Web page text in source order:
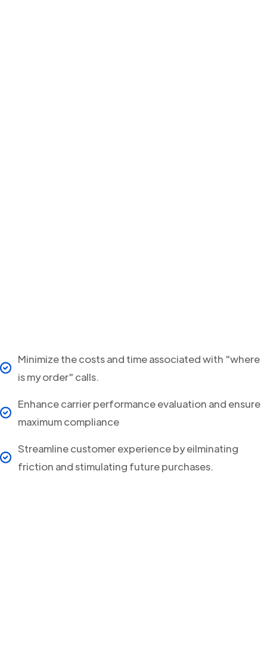
Minimize the costs and time associated with "where
is my order" calls.
Enhance carrier performance evaluation and ensure
maximum compliance
Streamline customer experience by eilminating
friction and stimulating future purchases.